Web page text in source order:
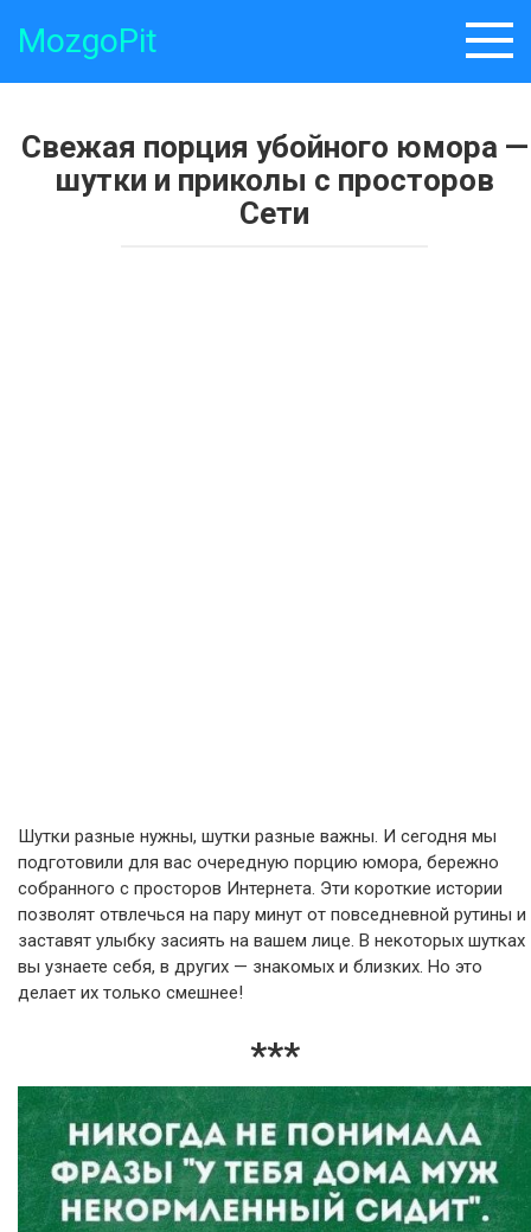
MozgoPit
Свежая порция убойного юмора —
шутки и приколы с просторов
Сети
Шутки разные нужны, шутки разные важны. И сегодня мы
подготовили для вас очередную порцию юмора, бережно
собранного с просторов Интернета. Эти короткие истории
позволят отвлечься на пару минут от повседневной рутины и
заставят улыбку засиять на вашем лице. В некоторых шутках
вы узнаете себя, в других — знакомых и близких. Но это
делает их только смешнее!
***